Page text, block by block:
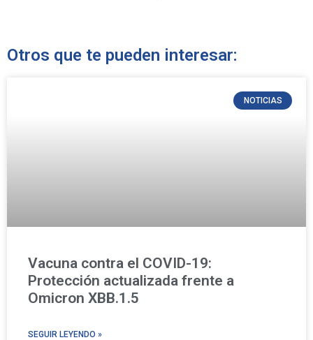
Otros que te pueden interesar:
NOTICIAS
Vacuna contra el COVID-19:
Protección actualizada frente a
Omicron XBB.1.5
SEGUIR LEYENDO »